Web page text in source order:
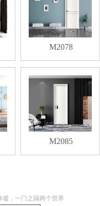
M2078
M2085
谧，一门之隔两个世界